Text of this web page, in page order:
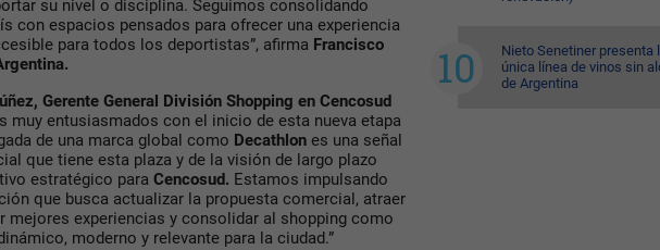
su nivel o disciplina. Seguimos consolidando
con espacios pensados para ofrecer una experiencia
para todos los deportistas”, afirma Francisco
Gerente General División Shopping en Cencosud
muy entusiasmados con el inicio de esta nueva etapa
de una marca global como Decathlon es una señal
que tiene esta plaza y de la visión de largo plazo
estratégico para Cencosud. Estamos impulsando
que busca actualizar la propuesta comercial, atraer
mejores experiencias y consolidar al shopping como
moderno y relevante para la ciudad.”
Nieto Senetiner presenta
única línea de vinos sin
de Argentina